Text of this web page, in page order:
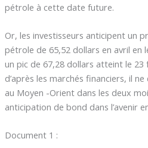
pétrole à cette date future.
Or, les investisseurs anticipent un
pétrole de 65,52 dollars en avril en
un pic de 67,28 dollars atteint le 23
d’après les marchés financiers, il
au Moyen -Orient dans les deux
anticipation de bond dans l’avenir
Document 1 :